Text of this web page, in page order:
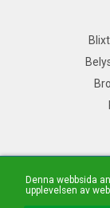
Denna webbsida
upplevelsen av
Mail: